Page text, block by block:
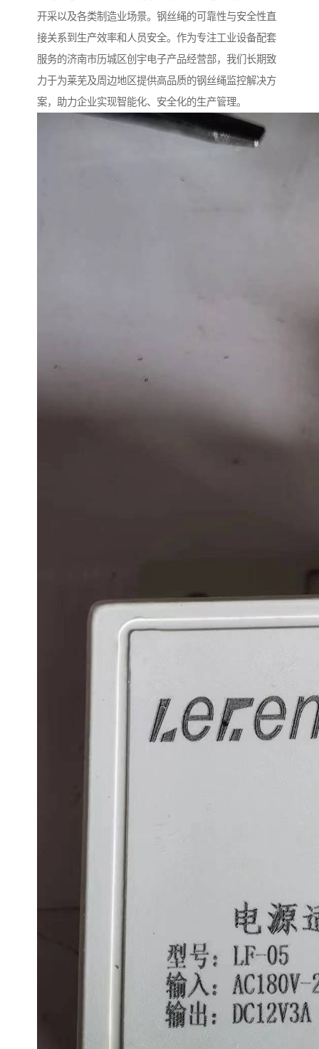
开采以及各类制造业场景。钢丝绳的可靠性与安全性直
接关系到生产效率和人员安全。作为专注工业设备配套
服务的济南市历城区创宇电子产品经营部，我们长期致
力于为莱芜及周边地区提供高品质的钢丝绳监控解决方
案，助力企业实现智能化、安全化的生产管理。